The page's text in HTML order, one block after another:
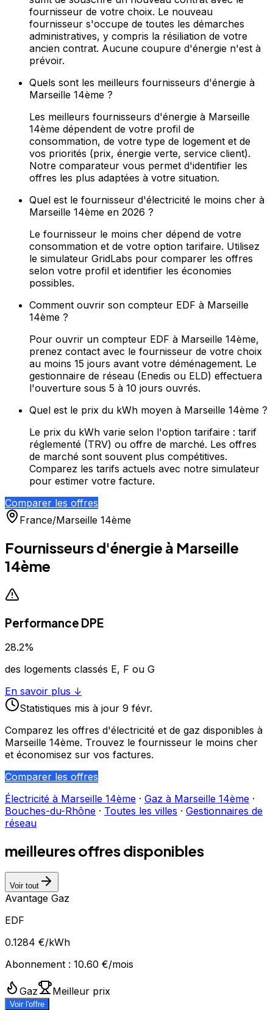
fournisseur de votre choix. Le nouveau
fournisseur s'occupe de toutes les démarches
administratives, y compris la résiliation de votre
ancien contrat. Aucune coupure d'énergie n'est à
prévoir.
Quels sont les meilleurs fournisseurs d'énergie à
Marseille 14ème ?
Les meilleurs fournisseurs d'énergie à Marseille
14ème dépendent de votre profil de
consommation, de votre type de logement et de
vos priorités (prix, énergie verte, service client).
Notre comparateur vous permet d'identifier les
offres les plus adaptées à votre situation.
Quel est le fournisseur d'électricité le moins cher à
Marseille 14ème en 2026 ?
Le fournisseur le moins cher dépend de votre
consommation et de votre option tarifaire. Utilisez
le simulateur GridLabs pour comparer les offres
selon votre profil et identifier les économies
possibles.
Comment ouvrir son compteur EDF à Marseille
14ème ?
Pour ouvrir un compteur EDF à Marseille 14ème,
prenez contact avec le fournisseur de votre choix
au moins 15 jours avant votre déménagement. Le
gestionnaire de réseau (Enedis ou ELD) effectuera
l'ouverture sous 5 à 10 jours ouvrés.
Quel est le prix du kWh moyen à Marseille 14ème ?
Le prix du kWh varie selon l'option tarifaire : tarif
réglementé (TRV) ou offre de marché. Les offres
de marché sont souvent plus compétitives.
Comparez les tarifs actuels avec notre simulateur
pour estimer votre facture.
Comparer les offres
France/Marseille 14ème
Fournisseurs d'énergie à Marseille
14ème
Performance DPE
28.2%
des logements classés E, F ou G
En savoir plus ↓
Statistiques mis à jour 9 févr.
Comparez les offres d'électricité et de gaz disponibles à
Marseille 14ème. Trouvez le fournisseur le moins cher
et économisez sur vos factures.
Comparer les offres
Électricité à Marseille 14ème · Gaz à Marseille 14ème ·
Bouches-du-Rhône · Toutes les villes · Gestionnaires de
réseau
meilleures offres disponibles
Voir tout
Avantage Gaz
EDF
0.1284 €/kWh
Abonnement : 10.60 €/mois
Gaz Meilleur prix
Voir l'offre